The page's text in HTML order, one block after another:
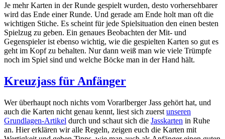
Je mehr Karten in der Runde gespielt wurden, desto vorhersehbarer
wird das Ende einer Runde. Und gerade am Ende holt man oft die
wichtigen Stiche. Es scheint für jede Spielsituation den einen besten
Spielzug zu geben. Ein genaues Beobachten der Mit- und
Gegenspieler ist ebenso wichtig, wie die gespielten Karten so gut es
geht im Kopf zu behalten. Nur dann weiß man wie viele Trümpfe
noch im Spiel sind und welche Böcke man in der Hand hält.
Kreuzjass für Anfänger
Wer überhaupt noch nichts vom Vorarlberger Jass gehört hat, und
auch die Karten nicht genau kennt, liest sich zuerst unseren
Grundlagen-Artikel durch und schaut sich die Jasskarten in Ruhe
an. Hier erklären wir alle Regeln, zeigen euch die Karten mit